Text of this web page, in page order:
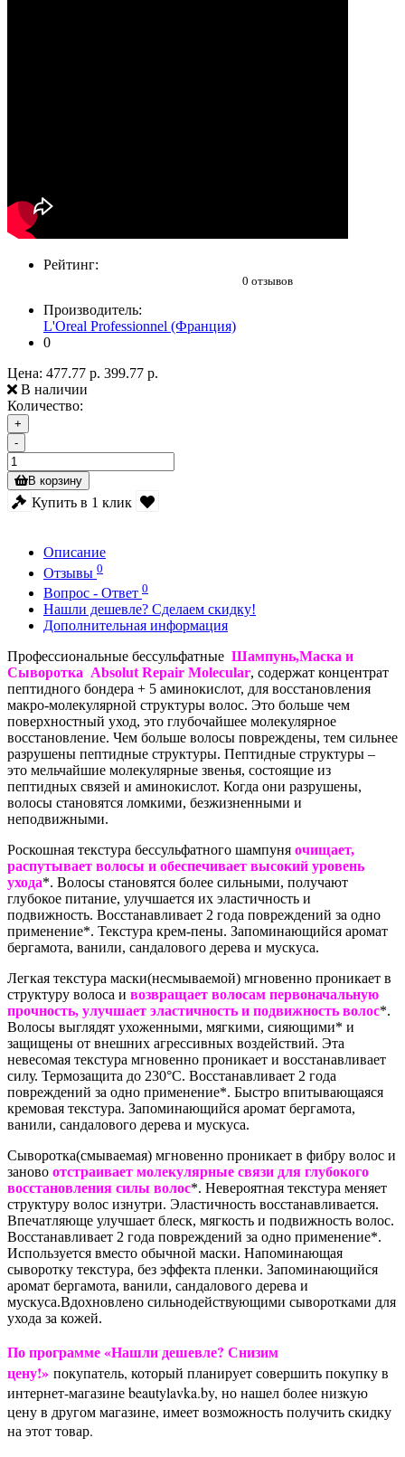
Рейтинг:
0 отзывов
Производитель:
L'Oreal Professionnel (Франция)
0
Цена: 477.77 р. 399.77 р.
В наличии
Количество:
+
-
В корзину
Купить в 1 клик
Описание
Отзывы 0
Вопрос - Ответ 0
Нашли дешевле? Сделаем скидку!
Дополнительная информация
Профессиональные бессульфатные Шампунь,Маска и
Сыворотка Absolut Repair Molecular, содержат концентрат
пептидного бондера + 5 аминокислот, для восстановления
макро-молекулярной структуры волос. Это больше чем
поверхностный уход, это глубочайшее молекулярное
восстановление. Чем больше волосы повреждены, тем сильнее
разрушены пептидные структуры. Пептидные структуры –
это мельчайшие молекулярные звенья, состоящие из
пептидных связей и аминокислот. Когда они разрушены,
волосы становятся ломкими, безжизненными и
неподвижными.
Роскошная текстура бессульфатного шампуня очищает,
распутывает волосы и обеспечивает высокий уровень
ухода*. Волосы становятся более сильными, получают
глубокое питание, улучшается их эластичность и
подвижность. Восстанавливает 2 года повреждений за одно
применение*. Текстура крем-пены. Запоминающийся аромат
бергамота, ванили, сандалового дерева и мускуса.
Легкая текстура маски(несмываемой) мгновенно проникает в
структуру волоса и возвращает волосам первоначальную
прочность, улучшает эластичность и подвижность волос*.
Волосы выглядят ухоженными, мягкими, сияющими* и
защищены от внешних агрессивных воздействий. Эта
невесомая текстура мгновенно проникает и восстанавливает
силу. Термозащита до 230°C. Восстанавливает 2 года
повреждений за одно применение*. Быстро впитывающаяся
кремовая текстура. Запоминающийся аромат бергамота,
ванили, сандалового дерева и мускуса.
Сыворотка(смываемая) мгновенно проникает в фибру волос и
заново отстраивает молекулярные связи для глубокого
восстановления силы волос*. Невероятная текстура меняет
структуру волос изнутри. Эластичность восстанавливается.
Впечатляюще улучшает блеск, мягкость и подвижность волос.
Восстанавливает 2 года повреждений за одно применение*.
Используется вместо обычной маски. Напоминающая
сыворотку текстура, без эффекта пленки. Запоминающийся
аромат бергамота, ванили, сандалового дерева и
мускуса.Вдохновлено сильнодействующими сыворотками для
ухода за кожей.
По программе «Нашли дешевле? Снизим
цену!» покупатель, который планирует совершить покупку в
интернет-магазине beautylavka.by, но нашел более низкую
цену в другом магазине, имеет возможность получить скидку
на этот товар.